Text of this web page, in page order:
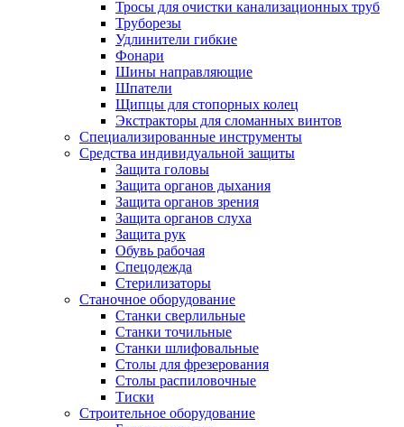
Тросы для очистки канализационных труб
Труборезы
Удлинители гибкие
Фонари
Шины направляющие
Шпатели
Щипцы для стопорных колец
Экстракторы для сломанных винтов
Специализированные инструменты
Средства индивидуальной защиты
Защита головы
Защита органов дыхания
Защита органов зрения
Защита органов слуха
Защита рук
Обувь рабочая
Спецодежда
Стерилизаторы
Станочное оборудование
Станки сверлильные
Станки точильные
Станки шлифовальные
Столы для фрезерования
Столы распиловочные
Тиски
Строительное оборудование